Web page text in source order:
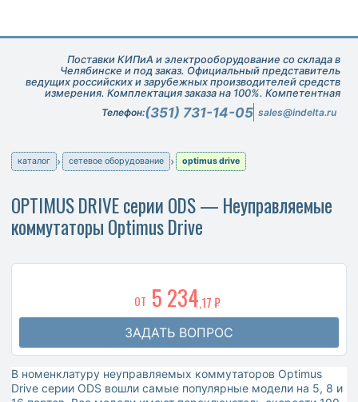
Поставки КИПиА и электрооборудование со склада в
Челябинске и под заказ. Официальный представитель
ведущих российских и зарубежных производителей средств
измерения. Комплектация заказа на 100%. Компетентная
техническая поддержка при подборе оборудования.
Телефон:(351) 731-14-05 sales@indelta.ru
каталог сетевое оборудование optimus drive
OPTIMUS DRIVE серии ODS — Неуправляемые
коммутаторы Optimus Drive
ОТ 5 234,17 ₽
ЗАДАТЬ ВОПРОС
В номенклатуру неуправляемых коммутаторов Optimus
Drive серии ODS вошли самые популярные модели на 5, 8 и